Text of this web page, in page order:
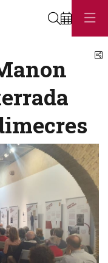
Cerca